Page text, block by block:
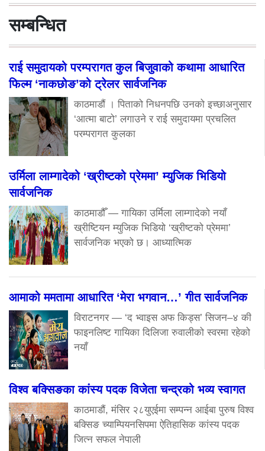
सम्बन्धित
राई समुदायको परम्परागत कुल बिजुवाको कथामा आधारित
फिल्म ‘नाकछोङ’को ट्रेलर सार्वजनिक
काठमाडौं । पिताको निधनपछि उनको इच्छाअनुसार
‘आत्मा बाटो’ लगाउने र राई समुदायमा प्रचलित
परम्परागत कुलका
उर्मिला लाम्गादेको ‘ख्रीष्टको प्रेममा’ म्युजिक भिडियो
सार्वजनिक
काठमाडौँ — गायिका उर्मिला लाम्गादेको नयाँ
ख्रीष्टियन म्युजिक भिडियो ‘ख्रीष्टको प्रेममा’
सार्वजनिक भएको छ। आध्यात्मिक
आमाको ममतामा आधारित ‘मेरा भगवान…’ गीत सार्वजनिक
विराटनगर — ‘द भ्वाइस अफ किड्स’ सिजन–४ की
फाइनलिष्ट गायिका दिलिजा रुवालीको स्वरमा रहेको
नयाँ
विश्व बक्सिङका कांस्य पदक विजेता चन्द्रको भव्य स्वागत
काठमाडौं, मंसिर २८युएईमा सम्पन्न आईबा पुरुष विश्व
बक्सिङ च्याम्पियनसिपमा ऐतिहासिक कांस्य पदक
जित्न सफल नेपाली